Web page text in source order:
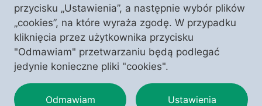
kształtowały naszą narodową
tożsamość? W temacie numeru autorzy
pokazują Polskę jako wspólnotę
zakorzenioną w chrześcijaństwie,
przypominając o jej duchowym
miejscu Matki Bożej w dziejach naszej
WESPRZYJ NAS
I ODBIERZ TEN NUMER
przycisku „Ustawienia”, a następnie wybór plików
„cookies”, na które wyraża zgodę. W przypadku
kliknięcia przez użytkownika przycisku
"Odmawiam" przetwarzaniu będą podlegać
jedynie konieczne pliki "cookies".
Odmawiam Ustawienia